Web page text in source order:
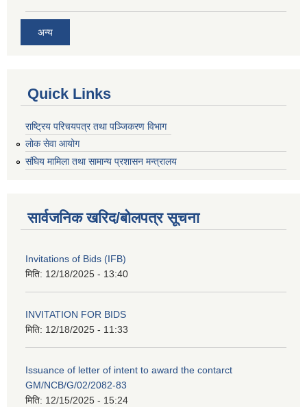
अन्य
Quick Links
राष्ट्रिय परिचयपत्र तथा पञ्जिकरण विभाग
लोक सेवा आयोग
संघिय मामिला तथा सामान्य प्रशासन मन्त्रालय
सार्वजनिक खरिद/बोलपत्र सूचना
Invitations of Bids (IFB)
मिति: 12/18/2025 - 13:40
INVITATION FOR BIDS
मिति: 12/18/2025 - 11:33
Issuance of letter of intent to award the contarct
GM/NCB/G/02/2082-83
मिति: 12/15/2025 - 15:24